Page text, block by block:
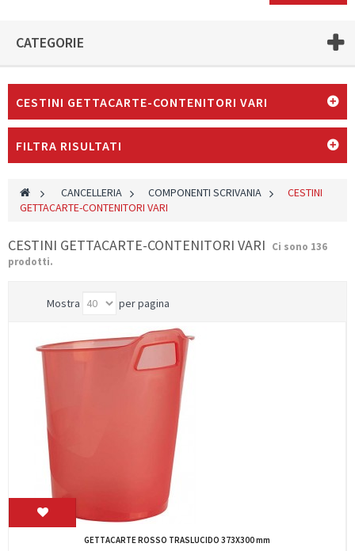
CATEGORIE
CESTINI GETTACARTE-CONTENITORI VARI
FILTRA RISULTATI
> CANCELLERIA > COMPONENTI SCRIVANIA >
CESTINI
GETTACARTE-CONTENITORI VARI
CESTINI GETTACARTE-CONTENITORI VARI Ci sono 136
prodotti.
Mostra per pagina
GETTACARTE ROSSO TRASLUCIDO 373X300 mm